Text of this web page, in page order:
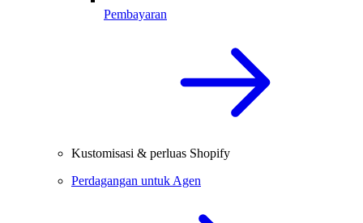
Pembayaran
Kustomisasi & perluas Shopify
Perdagangan untuk Agen